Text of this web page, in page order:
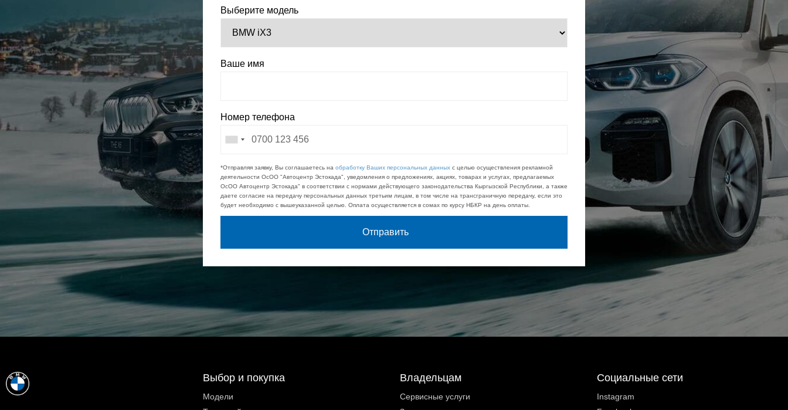
Выберите модель
Ваше имя
Номер телефона
*Отправляя заявку, Вы соглашаетесь на обработку Ваших персональных данных с целью осуществления рекламной
деятельности ОсОО "Автоцентр Эстокада", уведомления о предложениях, акциях, товарах и услугах, предлагаемых
ОсОО Автоцентр Эстокада" в соответствии с нормами действующего законодательства Кыргызской Республики, а также
даете согласие на передачу персональных данных третьим лицам, в том числе на трансграничную передачу, если это
будет необходимо с вышеуказанной целью. Оплата осуществляется в сомах по курсу НБКР на день оплаты.
Отправить
Выбор и покупка
Модели
Владельцам
Сервисные услуги
Социальные сети
Instagram